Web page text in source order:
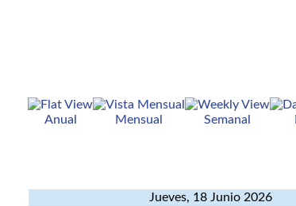
Anual Mensual Semanal
Jueves, 18 Junio 2026